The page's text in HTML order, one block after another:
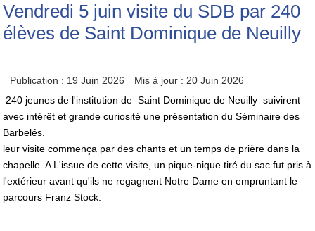
Vendredi 5 juin visite du SDB par 240
élèves de Saint Dominique de Neuilly
Publication : 19 Juin 2026
Mis à jour : 20 Juin 2026
240 jeunes de l'institution de Saint Dominique de Neuilly suivirent
avec intérêt et grande curiosité une présentation du Séminaire des
Barbelés.
leur visite commença par des chants et un temps de prière dans la
chapelle. A L'issue de cette visite, un pique-nique tiré du sac fut pris à
l'extérieur avant qu'ils ne regagnent Notre Dame en empruntant le
parcours Franz Stock.